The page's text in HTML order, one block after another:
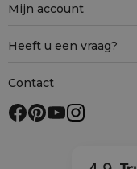
Mijn account
Heeft u een vraag?
Contact